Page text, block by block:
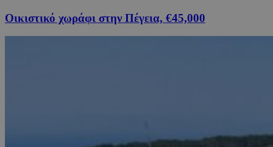
Οικιστικό χωράφι στην Πέγεια, €45,000